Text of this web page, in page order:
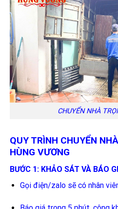
CHUYỂN NHÀ
QUY TRÌNH CHUYỂN
HÙNG VƯƠNG
BƯỚC 1: KHẢO SÁT VÀ BÁO
Gọi điện/zalo sẽ có nhân